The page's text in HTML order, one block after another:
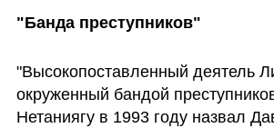
"Банда преступников"
"Высокопоставленный деятель
окруженный бандой
Нетаниягу в 1993 году назвал